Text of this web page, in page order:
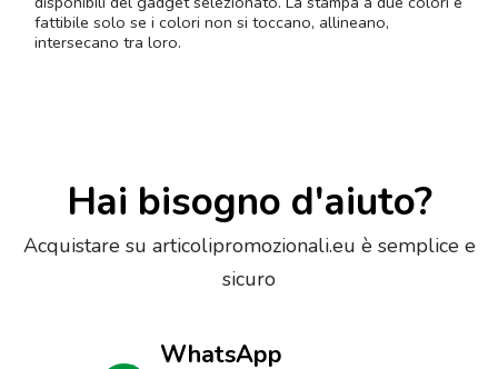
fattibile solo se i colori non si toccano, allineano,
intersecano tra loro.
Hai bisogno d'aiuto?
Acquistare su articolipromozionali.eu è semplice e
sicuro
WhatsApp